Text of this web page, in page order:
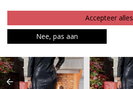
Accepteer alles
Nee, pas aan